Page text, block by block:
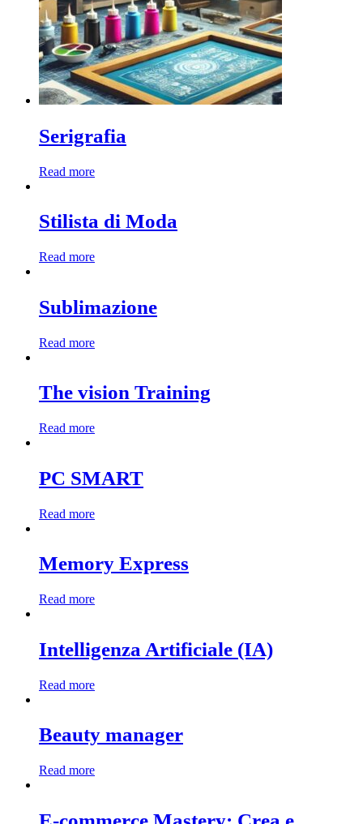
Serigrafia
Read more
Stilista di Moda
Read more
Sublimazione
Read more
The vision Training
Read more
PC SMART
Read more
Memory Express
Read more
Intelligenza Artificiale (IA)
Read more
Beauty manager
Read more